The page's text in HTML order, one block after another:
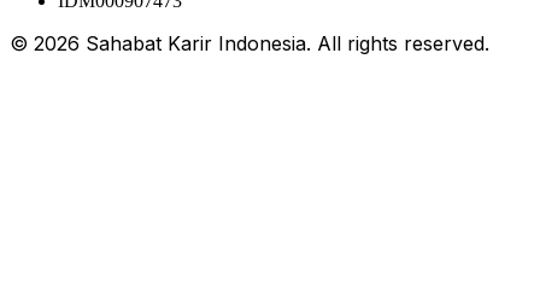
© 2026 Sahabat Karir Indonesia. All rights reserved.